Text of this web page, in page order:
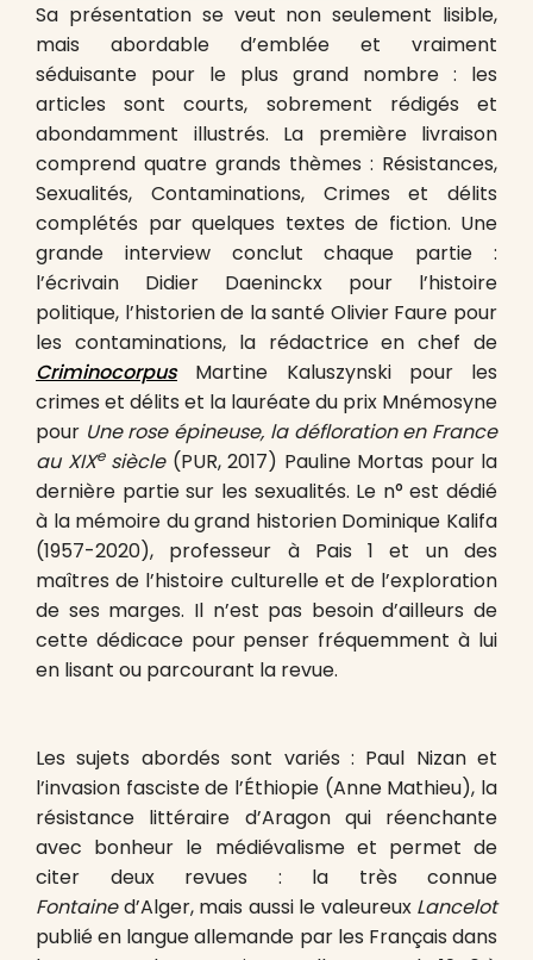
Sa présentation se veut non seulement lisible,
mais abordable d’emblée et vraiment
séduisante pour le plus grand nombre : les
articles sont courts, sobrement rédigés et
abondamment illustrés. La première livraison
comprend quatre grands thèmes : Résistances,
Sexualités, Contaminations, Crimes et délits
complétés par quelques textes de fiction. Une
grande interview conclut chaque partie :
l’écrivain Didier Daeninckx pour l’histoire
politique, l’historien de la santé Olivier Faure pour
les contaminations, la rédactrice en chef de
CriminocorpusMartine Kaluszynski pour les
crimes et délits et la lauréate du prix Mnémosyne
pour Une rose épineuse, la défloration en France
au XIXesiècle(PUR, 2017) Pauline Mortas pour la
dernière partie sur les sexualités. Le n° est dédié
à la mémoire du grand historien Dominique Kalifa
(1957-2020), professeur à Pais 1 et un des
maîtres de l’histoire culturelle et de l’exploration
de ses marges. Il n’est pas besoin d’ailleurs de
cette dédicace pour penser fréquemment à lui
en lisant ou parcourant la revue.
Les sujets abordés sont variés : Paul Nizan et
l’invasion fasciste de l’Éthiopie (Anne Mathieu), la
résistance littéraire d’Aragon qui réenchante
avec bonheur le médiévalisme et permet de
citer deux revues : la très connue
Fontained’Alger, mais aussi le valeureux Lancelot
publié en langue allemande par les Français dans